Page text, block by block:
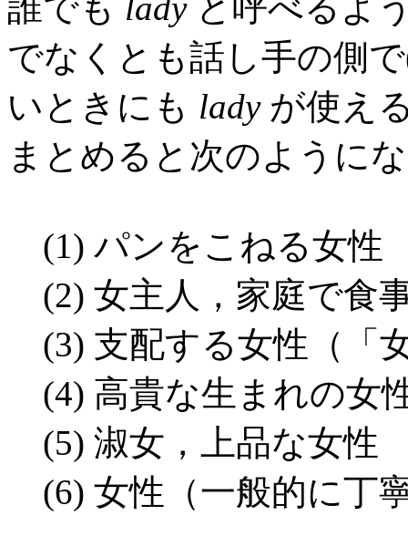
でなくとも話し手の側
いときにも ladyが使え
まとめると次のように
(1) パンをこねる女性
(2) 女主人，家庭で食
(3) 支配する女性（「
(4) 高貴な生まれの女
(5) 淑女，上品な女性
(6) 女性（一般的に丁